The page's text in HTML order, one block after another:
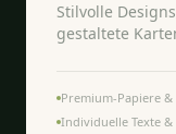
Stilvolle
gestaltete
Premium-Papiere &
Individuelle Texte &